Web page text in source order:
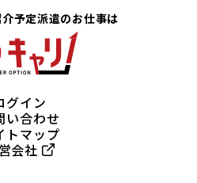
予定派遣のお仕事は
グイン
い合わせ
トマップ
会社